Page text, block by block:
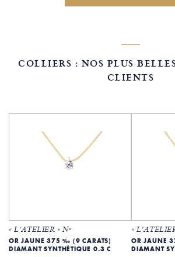
COLLIERS : NOS PLUS
CLIENTS
« L'ATELIER » Nº
OR JAUNE 375 ‰ (9 CARATS)
DIAMANT SYNTHÉTIQUE 0.3 C
«
OR JAUNE
DIAMANT